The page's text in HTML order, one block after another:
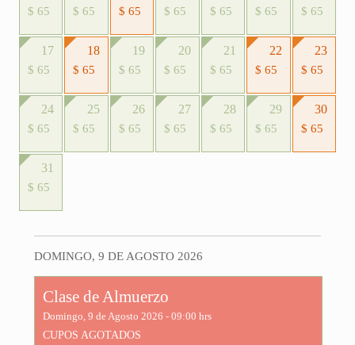
$ 65 $ 65 $ 65 $ 65 $ 65 $ 65 $ 65
17
$ 65
18
$ 65
19
$ 65
20
$ 65
21
$ 65
22
$ 65
23
$ 65
24
$ 65
25
$ 65
26
$ 65
27
$ 65
28
$ 65
29
$ 65
30
$ 65
31
$ 65
DOMINGO, 9 DE AGOSTO 2026
Clase de Almuerzo
Domingo, 9 de Agosto 2026 - 09:00 hrs
CUPOS AGOTADOS